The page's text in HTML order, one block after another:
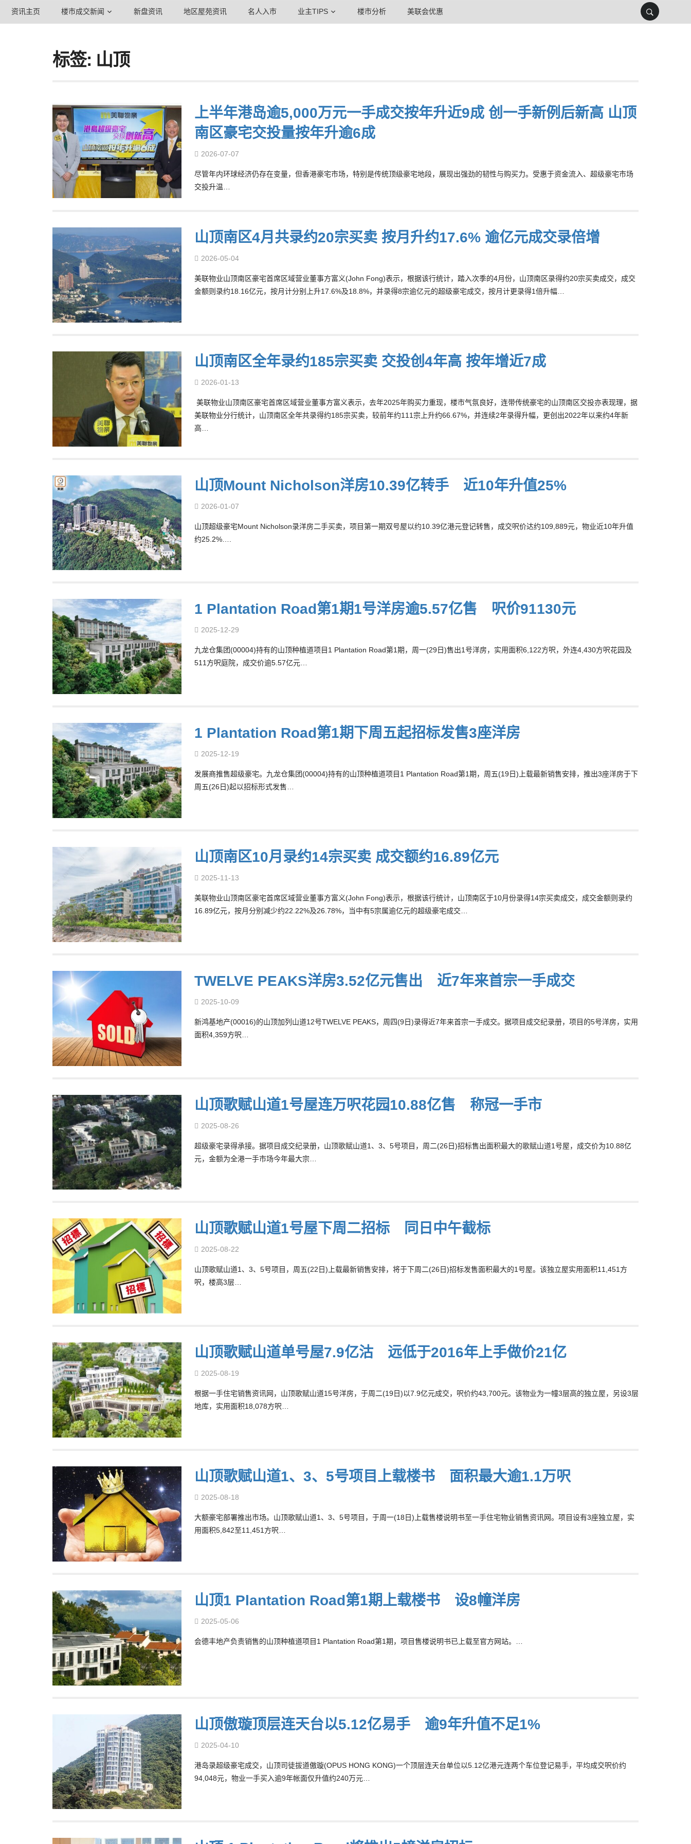
资讯主页 楼市成交新闻 新盘资讯 地区屋苑资讯 名人入市 业主TIPS 楼市分析 美联会优惠
标签: 山顶
上半年港岛逾5,000万元一手成交按年升近9成 创一手新例后新高 山顶
南区豪宅交投量按年升逾6成
2026-07-07
尽管年内环球经济仍存在变量，但香港豪宅市场，特别是传统顶级豪宅地段，展现出强劲的韧性与购买力。受惠于资金流入、超级豪宅市场
交投升温…
山顶南区4月共录约20宗买卖 按月升约17.6% 逾亿元成交录倍增
2026-05-04
美联物业山顶南区豪宅首席区域营业董事方富义(John Fong)表示，根据该行统计，踏入次季的4月份，山顶南区录得约20宗买卖成交，成交
金额则录约18.16亿元，按月计分别上升17.6%及18.8%，并录得8宗逾亿元的超级豪宅成交，按月计更录得1倍升幅…
山顶南区全年录约185宗买卖 交投创4年高 按年增近7成
2026-01-13
美联物业山顶南区豪宅首席区域营业董事方富义表示，去年2025年购买力重现，楼市气氛良好，连带传统豪宅的山顶南区交投亦表现理，据
美联物业分行统计，山顶南区全年共录得约185宗买卖，较前年约111宗上升约66.67%，并连续2年录得升幅，更创出2022年以来约4年新
高…
山顶Mount Nicholson洋房10.39亿转手 近10年升值25%
2026-01-07
山顶超级豪宅Mount Nicholson录洋房二手买卖，项目第一期双号屋以约10.39亿港元登记转售，成交呎价达约109,889元，物业近10年升值
约25.2%….
1 Plantation Road第1期1号洋房逾5.57亿售 呎价91130元
2025-12-29
九龙仓集团(00004)持有的山顶种植道项目1 Plantation Road第1期，周一(29日)售出1号洋房，实用面积6,122方呎，外连4,430方呎花园及
511方呎庭院，成交价逾5.57亿元…
1 Plantation Road第1期下周五起招标发售3座洋房
2025-12-19
发展商推售超级豪宅。九龙仓集团(00004)持有的山顶种植道项目1 Plantation Road第1期，周五(19日)上载最新销售安排，推出3座洋房于下
周五(26日)起以招标形式发售…
山顶南区10月录约14宗买卖 成交额约16.89亿元
2025-11-13
美联物业山顶南区豪宅首席区域营业董事方富义(John Fong)表示，根据该行统计，山顶南区于10月份录得14宗买卖成交，成交金额则录约
16.89亿元，按月分别减少约22.22%及26.78%，当中有5宗属逾亿元的超级豪宅成交…
TWELVE PEAKS洋房3.52亿元售出 近7年来首宗一手成交
2025-10-09
新鸿基地产(00016)的山顶加列山道12号TWELVE PEAKS，周四(9日)录得近7年来首宗一手成交。据项目成交纪录册，项目的5号洋房，实用
面积4,359方呎…
山顶歌赋山道1号屋连万呎花园10.88亿售 称冠一手市
2025-08-26
超级豪宅录得承接。据项目成交纪录册，山顶歌赋山道1、3、5号项目，周二(26日)招标售出面积最大的歌赋山道1号屋，成交价为10.88亿
元，金额为全港一手市场今年最大宗…
山顶歌赋山道1号屋下周二招标 同日中午截标
2025-08-22
山顶歌赋山道1、3、5号项目，周五(22日)上载最新销售安排，将于下周二(26日)招标发售面积最大的1号屋。该独立屋实用面积11,451方
呎，楼高3层…
山顶歌赋山道单号屋7.9亿沽 远低于2016年上手做价21亿
2025-08-19
根据一手住宅销售资讯网，山顶歌赋山道15号洋房，于周二(19日)以7.9亿元成交，呎价约43,700元。该物业为一幢3层高的独立屋，另设3层
地库，实用面积18,078方呎…
山顶歌赋山道1、3、5号项目上载楼书 面积最大逾1.1万呎
2025-08-18
大额豪宅部署推出市场。山顶歌赋山道1、3、5号项目，于周一(18日)上载售楼说明书至一手住宅物业销售资讯网。项目设有3座独立屋，实
用面积5,842至11,451方呎…
山顶1 Plantation Road第1期上载楼书 设8幢洋房
2025-05-06
会德丰地产负责销售的山顶种植道项目1 Plantation Road第1期，项目售楼说明书已上载至官方网站。…
山顶傲璇顶层连天台以5.12亿易手 逾9年升值不足1%
2025-04-10
港岛录超级豪宅成交，山顶司徒拔道傲璇(OPUS HONG KONG)一个顶层连天台单位以5.12亿港元连两个车位登记易手，平均成交呎价约
94,048元，物业一手买入逾9年帐面仅升值约240万元…